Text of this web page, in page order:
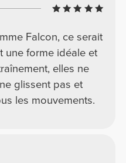
Falcon, ce serait
une forme idéale et
elles ne
glissent pas et
les mouvements.